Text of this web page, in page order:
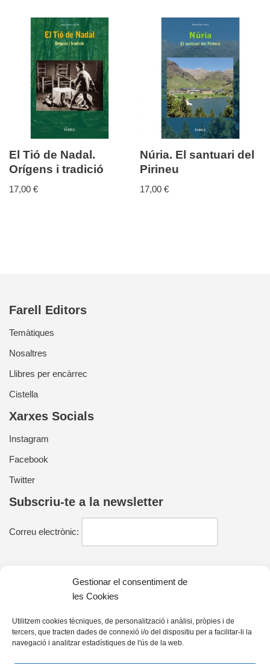
Gestionar el consentiment de
les Cookies
Utilitzem cookies tècniques, de personalització i anàlisi, pròpies i de
tercers, que tracten dades de connexió i/o del dispositiu per a facilitar-li la
navegació i analitzar estadístiques de l'ús de la web.
El Tió de Nadal.
Orígens i tradició
17,00 €
Núria. El santuari del
Pirineu
17,00€
Farell Editors
Temàtiques
Nosaltres
Llibres per encàrrec
Cistella
Xarxes Socials
Instagram
Facebook
Twitter
Subscriu-te a la newsletter
Correu electrònic:
Contacte